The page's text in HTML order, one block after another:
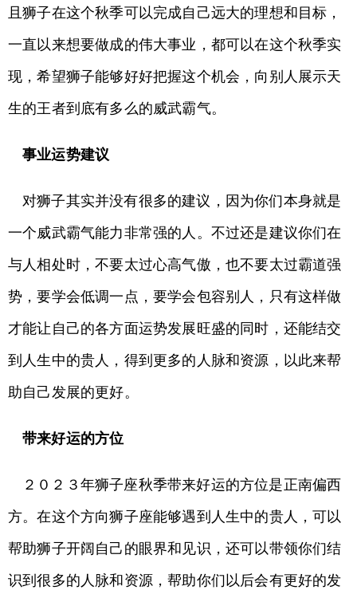
且狮子在这个秋季可以完成自己远大的理想和目标，
一直以来想要做成的伟大事业，都可以在这个秋季实
现，希望狮子能够好好把握这个机会，向别人展示天
生的王者到底有多么的威武霸气。
事业运势建议
对狮子其实并没有很多的建议，因为你们本身就是
一个威武霸气能力非常强的人。不过还是建议你们在
与人相处时，不要太过心高气傲，也不要太过霸道强
势，要学会低调一点，要学会包容别人，只有这样做
才能让自己的各方面运势发展旺盛的同时，还能结交
到人生中的贵人，得到更多的人脉和资源，以此来帮
助自己发展的更好。
带来好运的方位
２０２３年狮子座秋季带来好运的方位是正南偏西
方。在这个方向狮子座能够遇到人生中的贵人，可以
帮助狮子开阔自己的眼界和见识，还可以带领你们结
识到很多的人脉和资源，帮助你们以后会有更好的发